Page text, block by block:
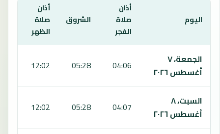
اليوم
أذان
صلاة
الفجر
الشروق
أذان
صلاة
الظهر
الجمعة، ٧
أغسطس ٢٠٢٦
04:06
05:28
12:02
السبت، ٨
أغسطس ٢٠٢٦
04:07
05:28
12:02